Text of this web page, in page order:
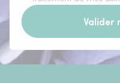
Valider